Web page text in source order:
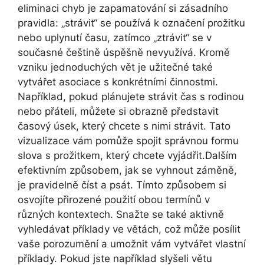
eliminaci chyb je zapamatování si zásadního
pravidla: „strávit“ se používá k označení prožitku
nebo uplynutí času, zatímco „ztrávit“ se v
současné češtině úspěšně nevyužívá. Kromě
vzniku jednoduchých vět je užitečné také
vytvářet asociace s konkrétními činnostmi.
Například, pokud plánujete strávit čas s rodinou
nebo přáteli, můžete si obrazně představit
časový úsek, který chcete s nimi strávit. Tato
vizualizace vám pomůže spojit správnou formu
slova s prožitkem, který chcete vyjádřit.Dalším
efektivním způsobem, jak se vyhnout záměně,
je pravidelně číst a psát. Tímto způsobem si
osvojíte přirozené použití obou termínů v
různých kontextech. Snažte se také aktivně
vyhledávat příklady ve větách, což může posílit
vaše porozumění a umožnit vám vytvářet vlastní
příklady. Pokud jste například slyšeli větu